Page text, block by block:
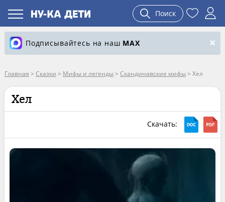
Поиск
Подписывайтесь на наш MAX
Главная > Сказки > Мифы и легенды > Скандинавские мифы > Хел
Хел
Скачать: